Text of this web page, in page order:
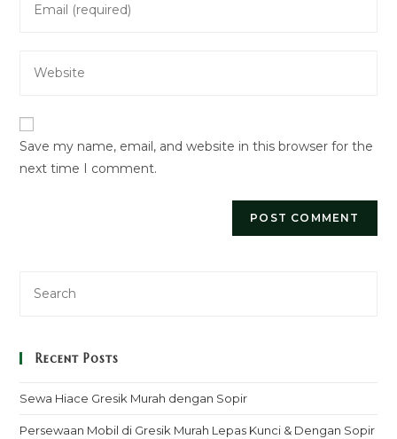
comment
address
URL
(optional)
Save my name, email, and website in this browser for the
next time I comment.
Recent Posts
Sewa Hiace Gresik Murah dengan Sopir
Persewaan Mobil di Gresik Murah Lepas Kunci & Dengan Sopir